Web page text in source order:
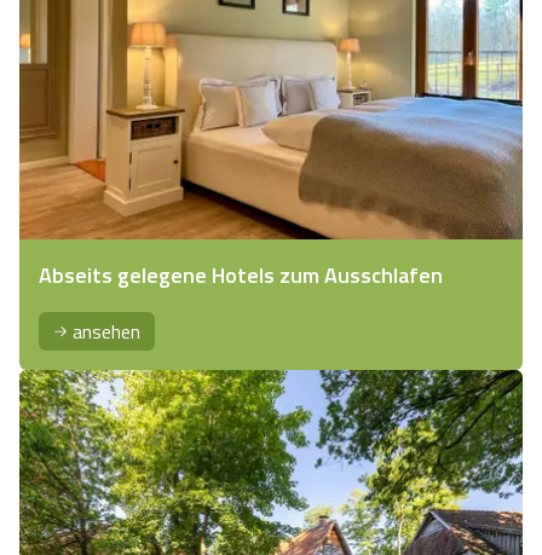
Abseits gelegene Hotels zum Ausschlafen
ansehen